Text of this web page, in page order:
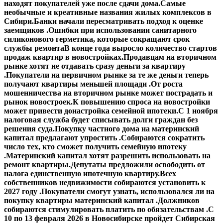
находят покупателей уже после сдачи дома.Самые
необычные и креативные названия жилых комплексов в
Сибири.Банки начали пересматривать подход к оценке
заемщиков .Ошибки при использовании санитарного
силиконового герметика, которые сокращают срок
службы ремонтаВ конце года выросло количество стартов
продаж квартир в новостройках.Продавцам на вторичном
рынке хотят не отдавать сразу деньги за квартиру
.Покупатели на первичном рынке за те же деньги теперь
получают квартиры меньшей площади .От роста
мошенничества на вторичном рынке может пострадать и
рынок новостроек.К повышению спроса на новостройки
может привести донастройка семейной ипотеки.С 1 ноября
налоговая служба будет списывать долги граждан без
решения суда.Покупку частного дома на материнский
капитал предлагают упростить .Собираются сократить
число тех, кто сможет получить семейную ипотеку
.Материнский капитал хотят разрешить использовать на
ремонт квартиры.Депутаты предложили освободить от
налога единственную ипотечную квартиру.Всех
собственников недвижимости собираются установить к
2027 году .Покупатели смогут узнать, использовался ли на
покупку квартиры материнский капитал .Должников
собираются стимулировать платить по обязательствам .С
10 по 13 февраля 2026 в Новосибирске пройдет Сибирская